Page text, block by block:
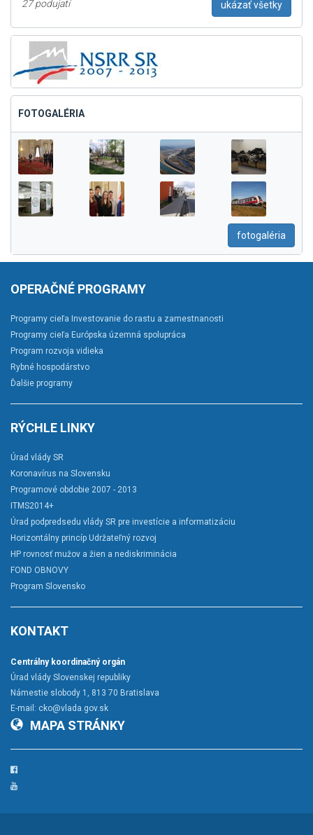
27 podujatí ukázať všetky
FOTOGALÉRIA
fotogaléria
OPERAČNÉ PROGRAMY
Programy cieľa Investovanie do rastu a zamestnanosti
Programy cieľa Európska územná spolupráca
Program rozvoja vidieka
Rybné hospodárstvo
Ďalšie programy
RÝCHLE LINKY
Úrad vlády SR
Koronavírus na Slovensku
Programové obdobie 2007 - 2013
ITMS2014+
Úrad podpredsedu vlády SR pre investície a informatizáciu
Horizontálny princíp Udržateľný rozvoj
HP rovnosť mužov a žien a nediskriminácia
FOND OBNOVY
Program Slovensko
KONTAKT
Centrálny koordinačný orgán
Úrad vlády Slovenskej republiky
Námestie slobody 1, 813 70 Bratislava
E-mail: cko@vlada.gov.sk
MAPA STRÁNKY
Facebook
YouTube